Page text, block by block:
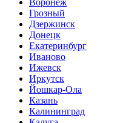
Воронеж
Грозный
Дзержинск
Донецк
Екатеринбург
Иваново
Ижевск
Иркутск
Йошкар-Ола
Казань
Калининград